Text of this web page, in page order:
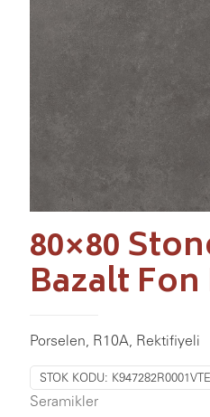
80×80
Bazalt Fon
Porselen, R10A, Rektifiyeli
STOK KODU:
Seramikler